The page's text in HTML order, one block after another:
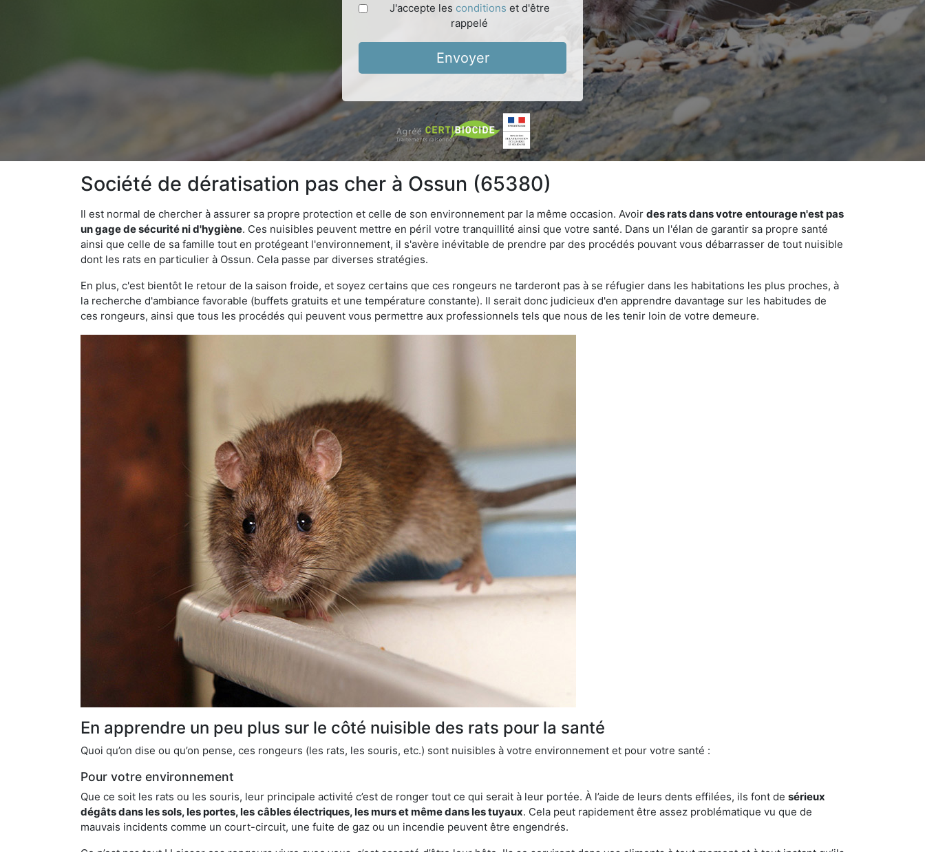
J'accepte les conditions et d'être
rappelé
Envoyer
Société de dératisation pas cher à Ossun (65380)
Il est normal de chercher à assurer sa propre protection et celle de son environnement par la même occasion. Avoir des rats dans votre entourage n'est pas
un gage de sécurité ni d'hygiène. Ces nuisibles peuvent mettre en péril votre tranquillité ainsi que votre santé. Dans un l'élan de garantir sa propre santé
ainsi que celle de sa famille tout en protégeant l'environnement, il s'avère inévitable de prendre par des procédés pouvant vous débarrasser de tout nuisible
dont les rats en particulier à Ossun. Cela passe par diverses stratégies.
En plus, c'est bientôt le retour de la saison froide, et soyez certains que ces rongeurs ne tarderont pas à se réfugier dans les habitations les plus proches, à
la recherche d'ambiance favorable (buffets gratuits et une température constante). Il serait donc judicieux d'en apprendre davantage sur les habitudes de
ces rongeurs, ainsi que tous les procédés qui peuvent vous permettre aux professionnels tels que nous de les tenir loin de votre demeure.
En apprendre un peu plus sur le côté nuisible des rats pour la santé
Quoi qu’on dise ou qu’on pense, ces rongeurs (les rats, les souris, etc.) sont nuisibles à votre environnement et pour votre santé :
Pour votre environnement
Que ce soit les rats ou les souris, leur principale activité c’est de ronger tout ce qui serait à leur portée. À l’aide de leurs dents effilées, ils font de sérieux
dégâts dans les sols, les portes, les câbles électriques, les murs et même dans les tuyaux. Cela peut rapidement être assez problématique vu que de
mauvais incidents comme un court-circuit, une fuite de gaz ou un incendie peuvent être engendrés.